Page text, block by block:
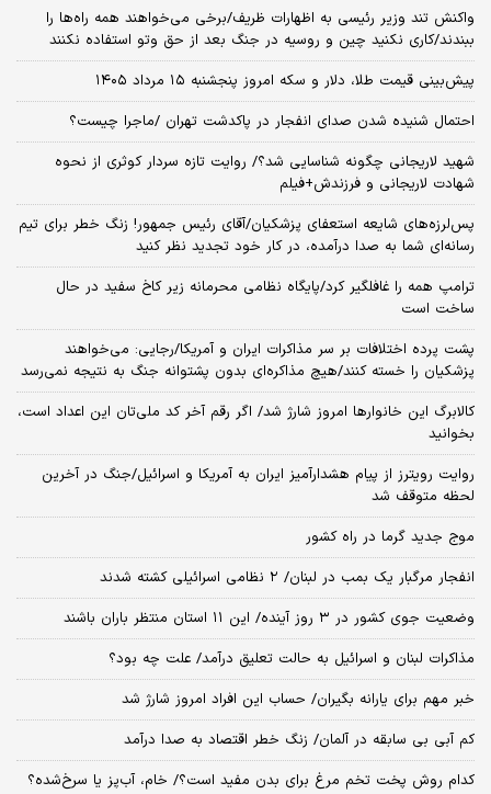
واکنش تند وزیر رئیسی به اظهارات ظریف/برخی می‌خواهند همه راه‌ها را
ببندند/کاری نکنید چین و روسیه در جنگ بعد از حق وتو استفاده نکنند
پیش‌بینی قیمت طلا، دلار و سکه امروز پنجشنبه ۱۵ مرداد ۱۴۰۵
احتمال شنیده شدن صدای انفجار در پاکدشت تهران /ماجرا چیست؟
شهید لاریجانی چگونه شناسایی شد؟/ روایت تازه سردار کوثری از نحوه
شهادت لاریجانی و فرزندش+فیلم
پس‌لرزه‌های شایعه استعفای پزشکیان/آقای رئیس جمهور! زنگ خطر برای تیم
رسانه‌ای شما به صدا درآمده، در کار خود تجدید نظر کنید
ترامپ همه را غافلگیر کرد/پایگاه نظامی محرمانه زیر کاخ سفید در حال
ساخت است
پشت پرده اختلافات بر سر مذاکرات ایران و آمریکا/رجایی: می‌خواهند
پزشکیان را خسته کنند/هیچ مذاکره‌ای بدون پشتوانه جنگ به نتیجه نمی‌رسد
کالابرگ این خانوارها امروز شارژ شد/ اگر رقم آخر کد ملی‌تان این اعداد است،
بخوانید
روایت رویترز از پیام هشدارآمیز ایران به آمریکا و اسرائیل/جنگ در آخرین
لحظه متوقف شد
موج جدید گرما در راه کشور
انفجار مرگبار یک بمب در لبنان/ ۲ نظامی اسرائیلی کشته شدند
وضعیت جوی کشور در ۳ روز آینده/ این ۱۱ استان منتظر باران باشند
مذاکرات لبنان و اسرائیل به حالت تعلیق درآمد/ علت چه بود؟
خبر مهم برای یارانه بگیران/ حساب این افراد امروز شارژ شد
کم آبی بی سابقه در آلمان/ زنگ خطر اقتصاد به صدا درآمد
کدام روش پخت تخم مرغ برای بدن مفید است؟/ خام، آب‌پز یا سرخ‌شده؟